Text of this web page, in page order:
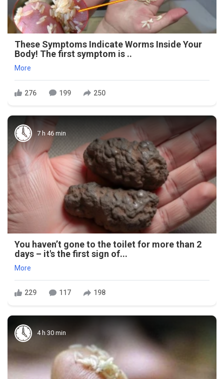
These Symptoms Indicate Worms Inside Your
Body! The first symptom is ..
More
276 199 250
7 h 46 min
You haven’t gone to the toilet for more than 2
days – it's the first sign of...
More
229 117 198
4 h 30 min